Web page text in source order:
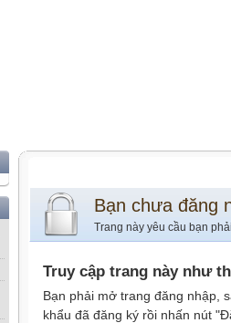
Bạn chưa đăng
Trang này yêu cầu bạn
Truy cập trang này như
Bạn phải mở trang đăng nhập,
khẩu đã đăng ký rồi nhấn nút